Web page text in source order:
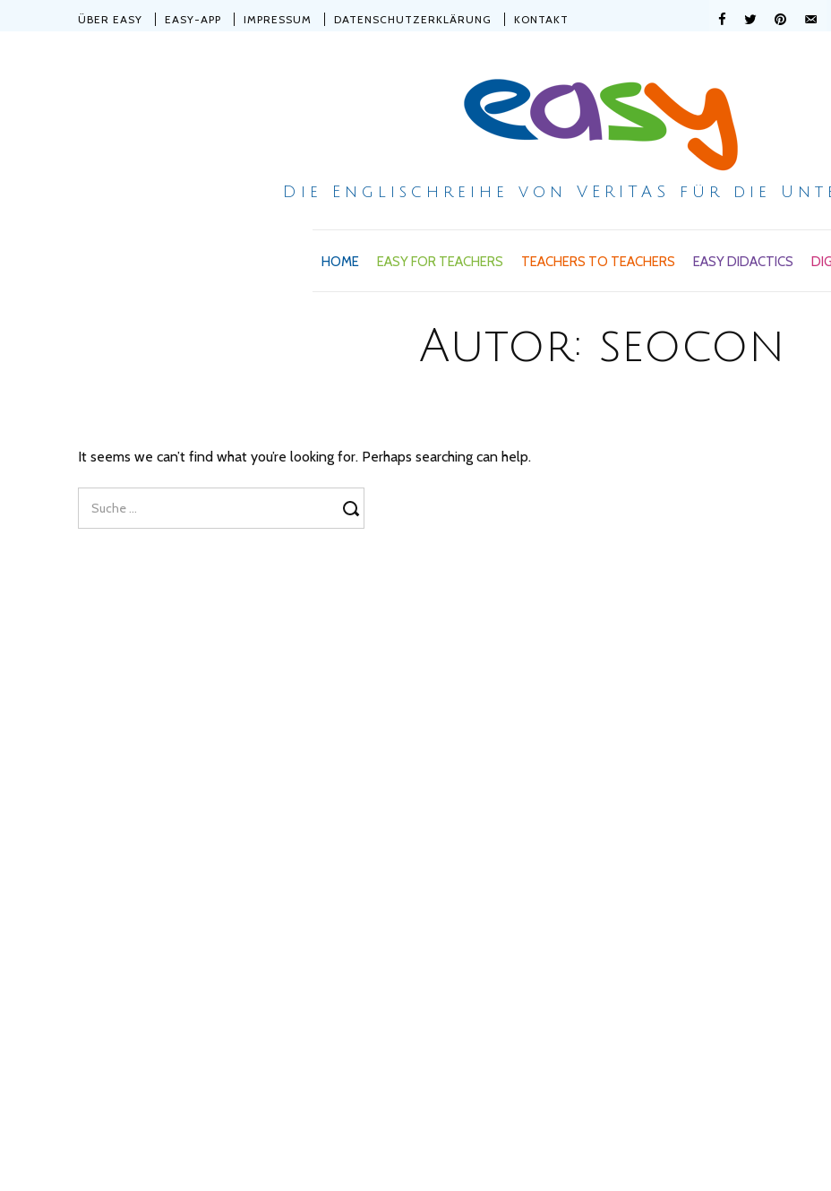
ÜBER EASY EASY-APP IMPRESSUM DATENSCHUTZERKLÄRUNG KONTAKT
Die Englischreihe von VERITAS für die
HOME EASY FOR TEACHERS TEACHERS TO TEACHERS EASY DIDACTICS
Autor: seocon
It seems we can’t find what you’re looking for. Perhaps searching can help.
Suche: